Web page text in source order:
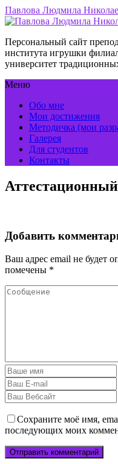
Павлова Людмила
Персональный сайт
института игрушки
университет
Меню
Обо мне
Мои достижения
Методичка (мои
Галерея
Для студентов
Контакты
Добавить
Ваш адрес email не будет
помечены *
Сохраните моё имя,
последующих моих